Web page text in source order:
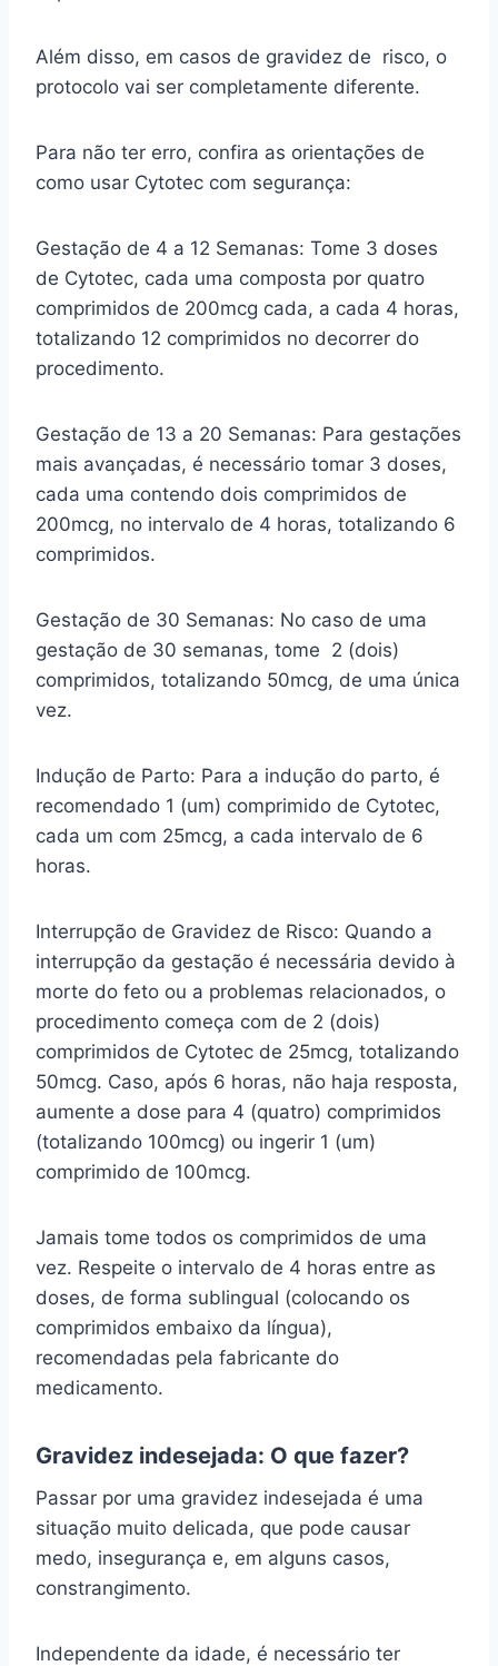
Além disso, em casos de gravidez de risco, o
protocolo vai ser completamente diferente.
Para não ter erro, confira as orientações de
como usar Cytotec com segurança:
Gestação de 4 a 12 Semanas: Tome 3 doses
de Cytotec, cada uma composta por quatro
comprimidos de 200mcg cada, a cada 4 horas,
totalizando 12 comprimidos no decorrer do
procedimento.
Gestação de 13 a 20 Semanas: Para gestações
mais avançadas, é necessário tomar 3 doses,
cada uma contendo dois comprimidos de
200mcg, no intervalo de 4 horas, totalizando 6
comprimidos.
Gestação de 30 Semanas: No caso de uma
gestação de 30 semanas, tome 2 (dois)
comprimidos, totalizando 50mcg, de uma única
vez.
Indução de Parto: Para a indução do parto, é
recomendado 1 (um) comprimido de Cytotec,
cada um com 25mcg, a cada intervalo de 6
horas.
Interrupção de Gravidez de Risco: Quando a
interrupção da gestação é necessária devido à
morte do feto ou a problemas relacionados, o
procedimento começa com de 2 (dois)
comprimidos de Cytotec de 25mcg, totalizando
50mcg. Caso, após 6 horas, não haja resposta,
aumente a dose para 4 (quatro) comprimidos
(totalizando 100mcg) ou ingerir 1 (um)
comprimido de 100mcg.
Jamais tome todos os comprimidos de uma
vez. Respeite o intervalo de 4 horas entre as
doses, de forma sublingual (colocando os
comprimidos embaixo da língua),
recomendadas pela fabricante do
medicamento.
Gravidez indesejada: O que fazer?
Passar por uma gravidez indesejada é uma
situação muito delicada, que pode causar
medo, insegurança e, em alguns casos,
constrangimento.
Independente da idade, é necessário ter